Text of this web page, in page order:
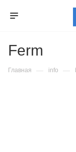
Ferm
Главная — info —